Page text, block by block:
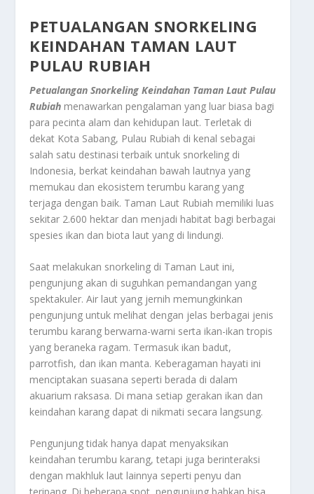
PETUALANGAN SNORKELING
KEINDAHAN TAMAN LAUT
PULAU RUBIAH
Petualangan Snorkeling Keindahan Taman Laut Pulau
Rubiah menawarkan pengalaman yang luar biasa bagi
para pecinta alam dan kehidupan laut. Terletak di
dekat Kota Sabang, Pulau Rubiah di kenal sebagai
salah satu destinasi terbaik untuk snorkeling di
Indonesia, berkat keindahan bawah lautnya yang
memukau dan ekosistem terumbu karang yang
terjaga dengan baik. Taman Laut Rubiah memiliki luas
sekitar 2.600 hektar dan menjadi habitat bagi berbagai
spesies ikan dan biota laut yang di lindungi.
Saat melakukan snorkeling di Taman Laut ini,
pengunjung akan di suguhkan pemandangan yang
spektakuler. Air laut yang jernih memungkinkan
pengunjung untuk melihat dengan jelas berbagai jenis
terumbu karang berwarna-warni serta ikan-ikan tropis
yang beraneka ragam. Termasuk ikan badut,
parrotfish, dan ikan manta. Keberagaman hayati ini
menciptakan suasana seperti berada di dalam
akuarium raksasa. Di mana setiap gerakan ikan dan
keindahan karang dapat di nikmati secara langsung.
Pengunjung tidak hanya dapat menyaksikan
keindahan terumbu karang, tetapi juga berinteraksi
dengan makhluk laut lainnya seperti penyu dan